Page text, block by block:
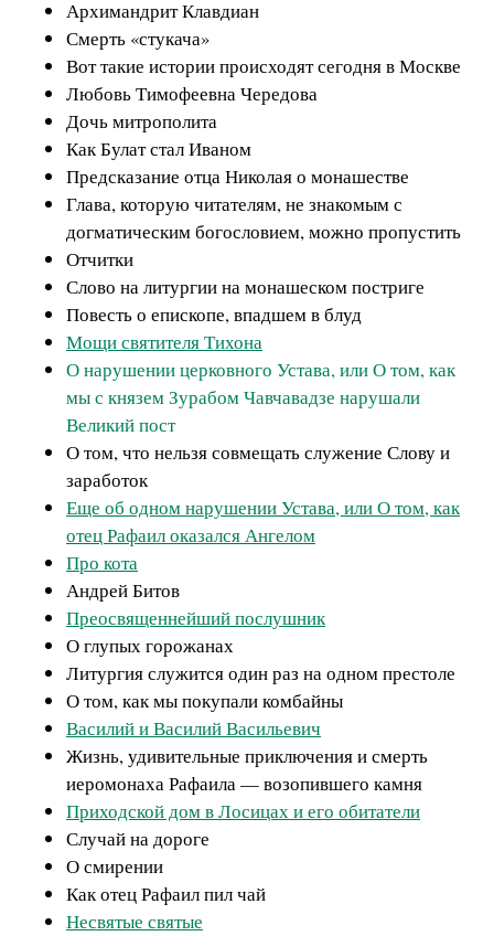
Архимандрит Клавдиан
Смерть «стукача»
Вот такие истории происходят сегодня в Москве
Любовь Тимофеевна Чередова
Дочь митрополита
Как Булат стал Иваном
Предсказание отца Николая о монашестве
Глава, которую читателям, не знакомым с
догматическим богословием, можно пропустить
Отчитки
Слово на литургии на монашеском постриге
Повесть о епископе, впадшем в блуд
Мощи святителя Тихона
О нарушении церковного Устава, или О том, как
мы с князем Зурабом Чавчавадзе нарушали
Великий пост
О том, что нельзя совмещать служение Слову и
заработок
Еще об одном нарушении Устава, или О том, как
отец Рафаил оказался Ангелом
Про кота
Андрей Битов
Преосвященнейший послушник
О глупых горожанах
Литургия служится один раз на одном престоле
О том, как мы покупали комбайны
Василий и Василий Васильевич
Жизнь, удивительные приключения и смерть
иеромонаха Рафаила — возопившего камня
Приходской дом в Лосицах и его обитатели
Случай на дороге
О смирении
Как отец Рафаил пил чай
Несвятые святые